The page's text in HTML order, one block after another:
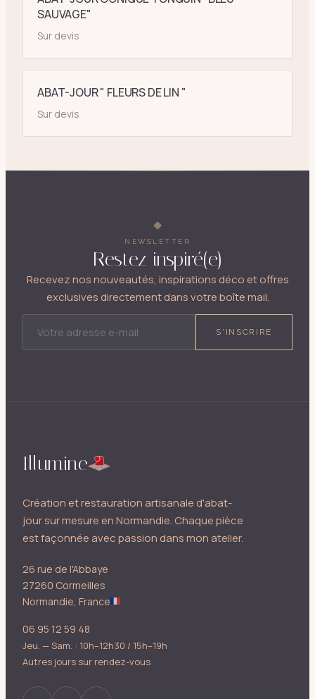
SAUVAGE"
Sur devis
ABAT-JOUR " FLEURS DE LIN "
Sur devis
NEWSLETTER
Restez inspiré(e)
Recevez nos nouveautés, inspirations déco et offres
exclusives directement dans votre boîte mail.
S'INSCRIRE
Illumine
Création et restauration artisanale d'abat-
jour sur mesure en Normandie. Chaque pièce
est façonnée avec passion dans mon atelier.
26 rue de l'Abbaye
27260 Cormeilles
Normandie, France
06 95 12 59 48
Jeu. — Sam. : 10h–12h30 / 15h–19h
Autres jours sur rendez-vous